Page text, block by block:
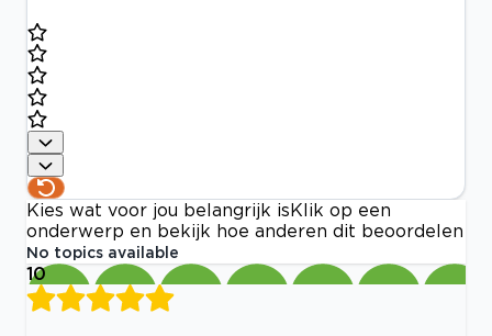
Kies wat voor jou belangrijk is Klik op een
onderwerp en bekijk hoe anderen dit beoordelen
No topics available
10